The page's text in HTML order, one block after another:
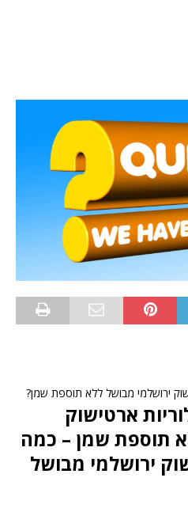
ירושלמי מבושל ללא תוספת שמן?
ארטישוק
תוספת שמן – כמה
ירושלמי מבושל